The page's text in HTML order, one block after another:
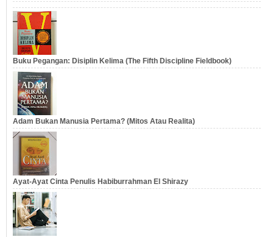
Buku Pegangan: Disiplin Kelima (The Fifth Discipline Fieldbook)
Adam Bukan Manusia Pertama? (Mitos Atau Realita)
Ayat-Ayat Cinta Penulis Habiburrahman El Shirazy